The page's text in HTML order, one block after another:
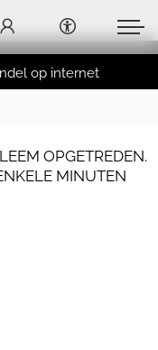
op internet
OPGETREDEN.
MINUTEN